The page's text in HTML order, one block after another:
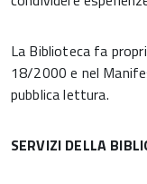
La Biblioteca fa
18/2000 e nel
pubblica lettura.
SERVIZI DELLA